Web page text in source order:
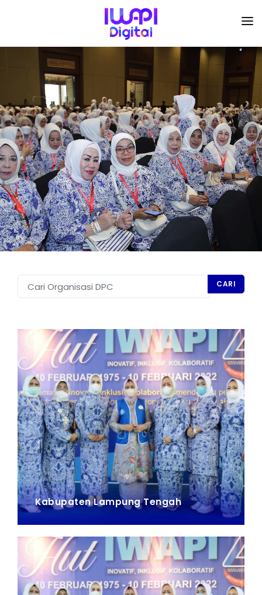
TENTANG KAMI
ORGANISASI
KEGIATAN
I-ACADEMI
IMARKETKU
CARI
Kabupaten Lampung Tengah